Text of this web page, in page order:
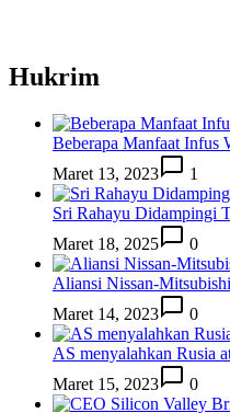
Hukrim
Beberapa Manfaat Infus
Maret 13, 2023
1
Sri Rahayu Didampingi
Maret 18, 2025
0
Aliansi Nissan-
Maret 14, 2023
0
AS menyalahkan Rusia
Maret 15, 2023
0